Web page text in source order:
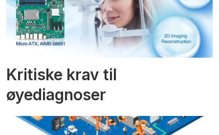
Kritiske krav til
øyediagnoser